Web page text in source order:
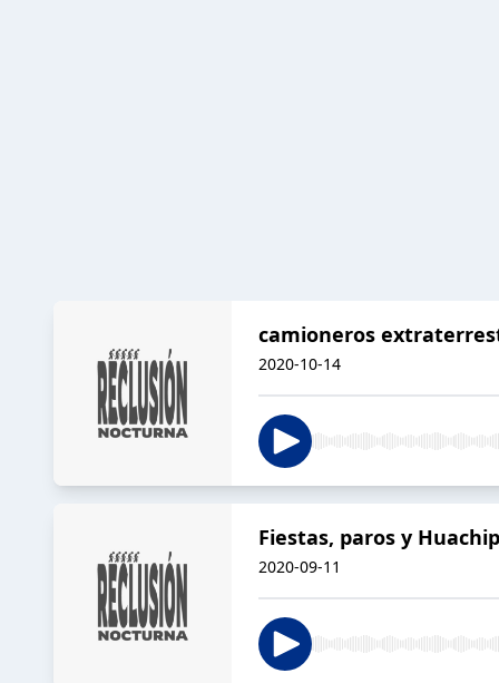
camioneros
2020-10-14
Fiestas, paros y
2020-09-11